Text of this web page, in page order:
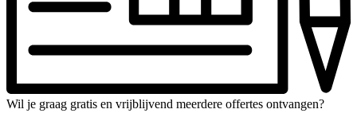
Wil je graag gratis en vrijblijvend meerdere offertes ontvangen?